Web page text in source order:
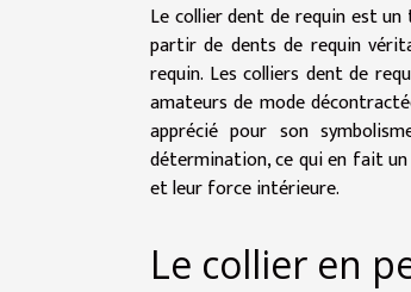
Le collierdent de requinest un
partir de dents de requin
requin. Les colliers dent de
amateurs de mode
apprécié pour son
détermination, ce qui en fait
et leur force intérieure.
Le collier en